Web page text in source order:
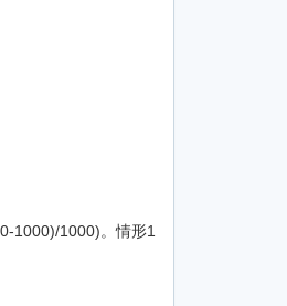
1000)/1000)。情形1